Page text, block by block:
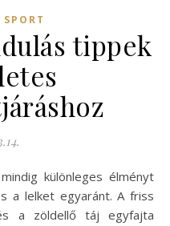
SPORT
tippek
a lelket egyaránt. A friss
a zöldellő táj egyfajta